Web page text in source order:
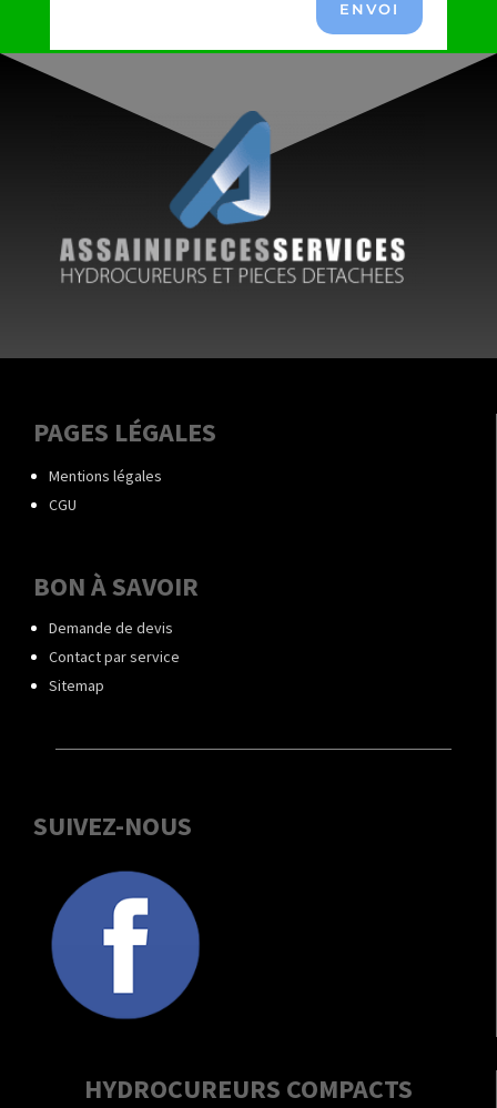
ENVOI
PAGES LÉGALES
Mentions légales
CGU
BON À SAVOIR
Demande de devis
Contact par service
Sitemap
SUIVEZ-NOUS
HYDROCUREURS COMPACTS